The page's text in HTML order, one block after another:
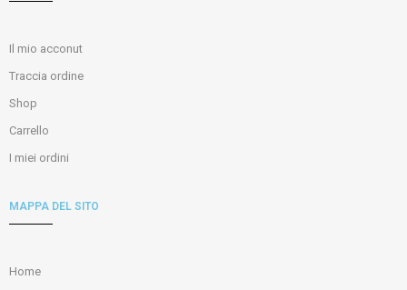
Il mio acconut
Traccia ordine
Shop
Carrello
I miei ordini
MAPPA DEL SITO
Home